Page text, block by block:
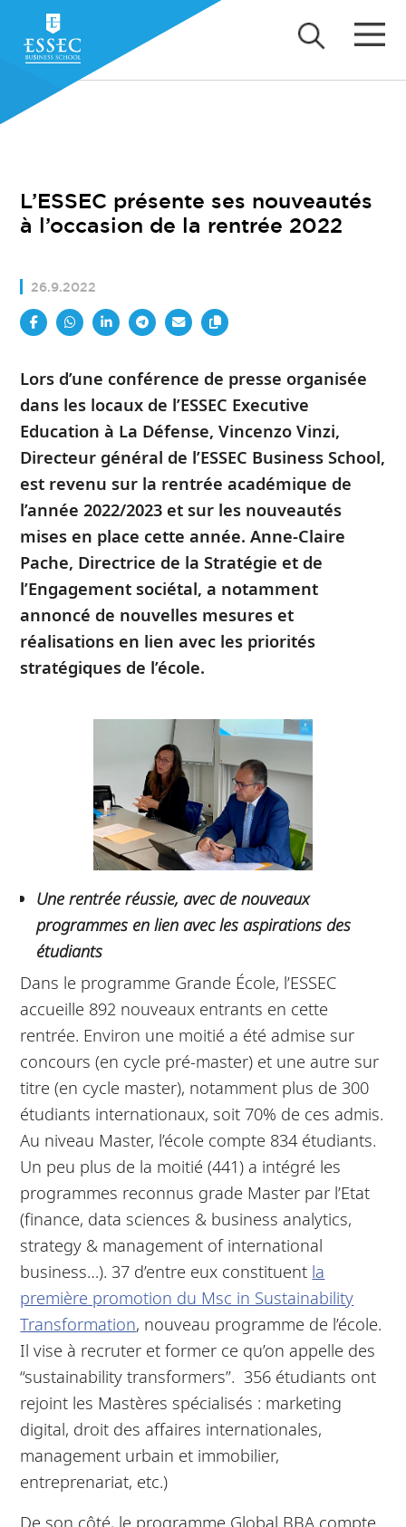
L’ESSEC présente ses nouveautés
à l’occasion de la rentrée 2022
26.9.2022
Lors d’une conférence de presse organisée
dans les locaux de l’ESSEC Executive
Education à La Défense, Vincenzo Vinzi,
Directeur général de l’ESSEC Business School,
est revenu sur la rentrée académique de
l’année 2022/2023 et sur les nouveautés
mises en place cette année. Anne-Claire
Pache, Directrice de la Stratégie et de
l’Engagement sociétal, a notamment
annoncé de nouvelles mesures et
réalisations en lien avec les priorités
stratégiques de l’école.
Une rentrée réussie, avec de nouveaux
programmes en lien avec les aspirations des
étudiants
Dans le programme Grande École, l’ESSEC
accueille 892 nouveaux entrants en cette
rentrée. Environ une moitié a été admise sur
concours (en cycle pré-master) et une autre sur
titre (en cycle master), notamment plus de 300
étudiants internationaux, soit 70% de ces admis.
Au niveau Master, l’école compte 834 étudiants.
Un peu plus de la moitié (441) a intégré les
programmes reconnus grade Master par l’Etat
(finance, data sciences & business analytics,
strategy & management of international
business…). 37 d’entre eux constituent la
première promotion du Msc in Sustainability
Transformation, nouveau programme de l’école.
Il vise à recruter et former ce qu’on appelle des
“sustainability transformers”. 356 étudiants ont
rejoint les Mastères spécialisés : marketing
digital, droit des affaires internationales,
management urbain et immobilier,
entreprenariat, etc.)
De son côté, le programme Global BBA compte